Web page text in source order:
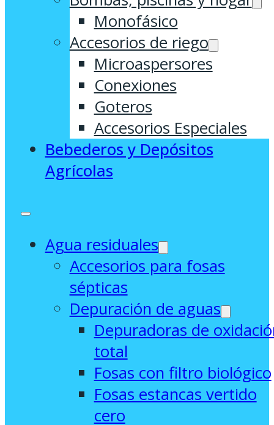
Monofásico
Accesorios de riego
Microaspersores
Conexiones
Goteros
Accesorios Especiales
Bebederos y Depósitos
Agrícolas
Agua residuales
Accesorios para fosas
sépticas
Depuración de aguas
Depuradoras de
total
Fosas con filtro biológico
Fosas estancas vertido
cero